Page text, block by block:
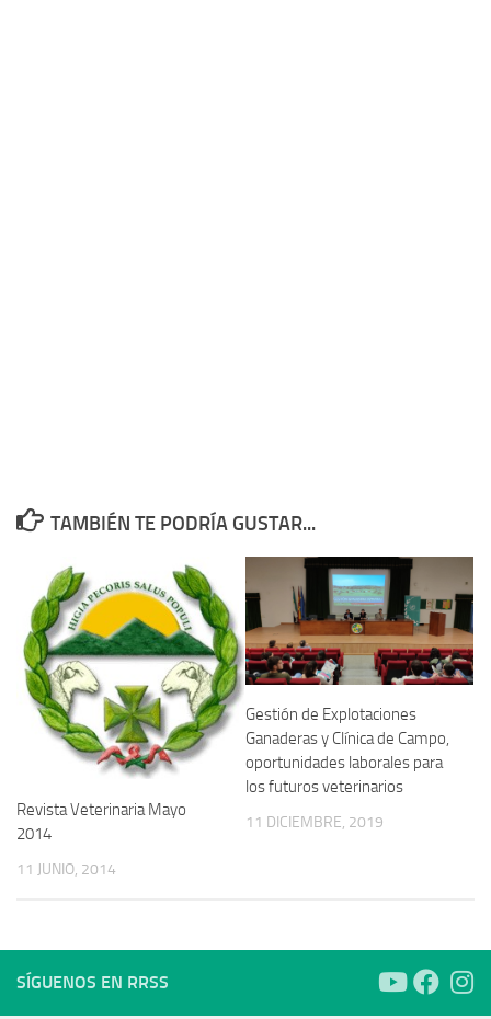
TAMBIÉN TE PODRÍA GUSTAR...
Revista Veterinaria Mayo
2014
11 JUNIO, 2014
Gestión de Explotaciones
Ganaderas y Clínica de Campo,
oportunidades laborales para
los futuros veterinarios
11 DICIEMBRE, 2019
SÍGUENOS EN RRSS